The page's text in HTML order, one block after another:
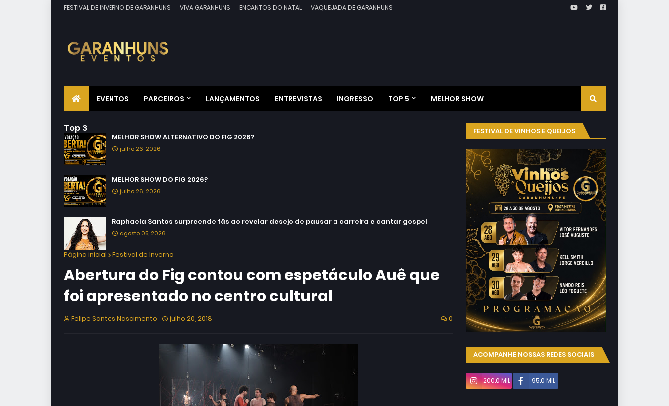
FESTIVAL DE INVERNO DE GARANHUNS VIVA GARANHUNS ENCANTOS DO NATAL VAQUEJADA DE GARANHUNS
EVENTOS PARCEIROS LANÇAMENTOS ENTREVISTAS INGRESSO TOP 5 MELHOR SHOW
Top 3
MELHOR SHOW ALTERNATIVO DO FIG 2026?
julho 26, 2026
MELHOR SHOW DO FIG 2026?
julho 26, 2026
Raphaela Santos surpreende fãs ao revelar desejo de pausar a carreira e cantar gospel
agosto 05, 2026
Página inicial Festival de Inverno
Abertura do Fig contou com espetáculo Auê que
foi apresentado no centro cultural
Felipe Santos Nascimento julho 20, 2018 0
FESTIVAL DE VINHOS E QUEIJOS
ACOMPANHE NOSSAS REDES SOCIAIS
200.0 MIL 95.0 MIL